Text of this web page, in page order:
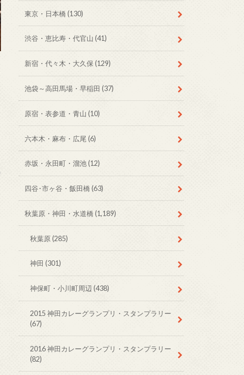
東京・日本橋 (130)
渋谷・恵比寿・代官山 (41)
新宿・代々木・大久保 (129)
池袋～高田馬場・早稲田 (37)
原宿・表参道・青山 (10)
六本木・麻布・広尾 (6)
赤坂・永田町・溜池(12)
四谷･市ヶ谷・飯田橋 (63)
秋葉原・神田・水道橋 (1,189)
秋葉原(285)
神田(301)
神保町・小川町周辺(438)
2015 神田カレーグランプリ・スタンプラリー
(67)
2016 神田カレーグランプリ・スタンプラリー
(82)